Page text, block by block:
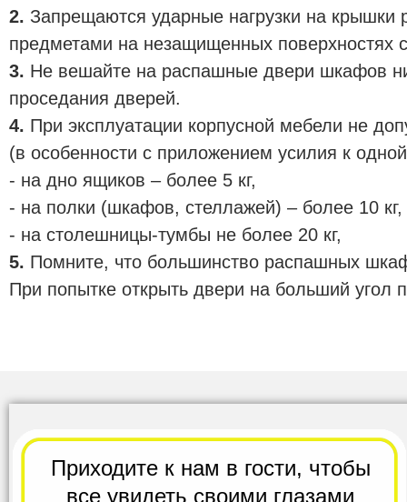
Приходите к нам в гости, чтобы
всеувидеть своими глазами
2. Запрещаются ударные нагрузки на крышки
предметами на незащищенных поверхностях
3. Не вешайте на распашные двери шкафов
проседания дверей.
4. При эксплуатации корпусной мебели не
(в особенности с приложением усилия к
- на дно ящиков – более 5 кг,
- на полки (шкафов, стеллажей) – более 10 кг,
- на столешницы-тумбы не более 20 кг,
5. Помните, что большинство распашных
При попытке открыть двери на больший угол